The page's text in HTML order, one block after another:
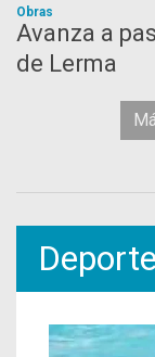
Obras
Avanza a
de Lerma